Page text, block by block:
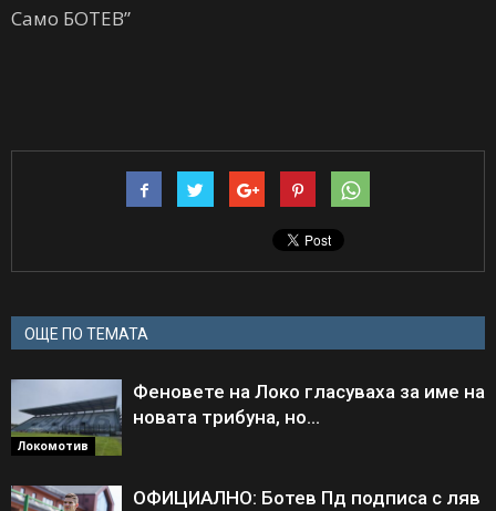
Само БОТЕВ”
ОЩЕ ПО ТЕМАТА
Локомотив
Феновете на Локо гласуваха за име на
новата трибуна, но…
ОФИЦИАЛНО: Ботев Пд подписа с ляв